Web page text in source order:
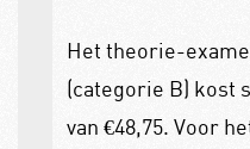
Het theorie-
(categorie B) kost
van €48,75. Voor